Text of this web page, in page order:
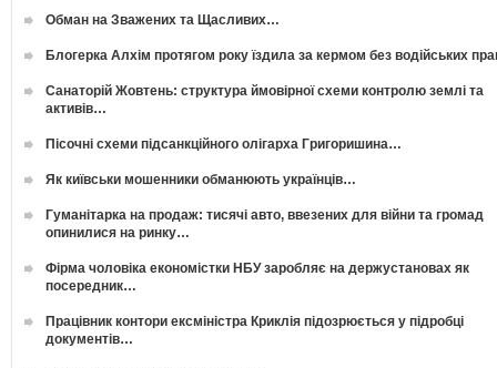
Обман на Зважених та Щасливих…
Блогерка Алхім протягом року їздила за кермом без водійських
Санаторій Жовтень: структура ймовірної схеми контролю землі та
активів…
Пісочні схеми підсанкційного олігарха Григоришина…
Як київськи мошенники обманюють українців…
Гуманітарка на продаж: тисячі авто, ввезених для війни та громад
опинилися на ринку…
Фірма чоловіка економістки НБУ заробляє на держустановах як
посередник…
Працівник контори ексміністра Криклія підозрюється у підробці
документів…